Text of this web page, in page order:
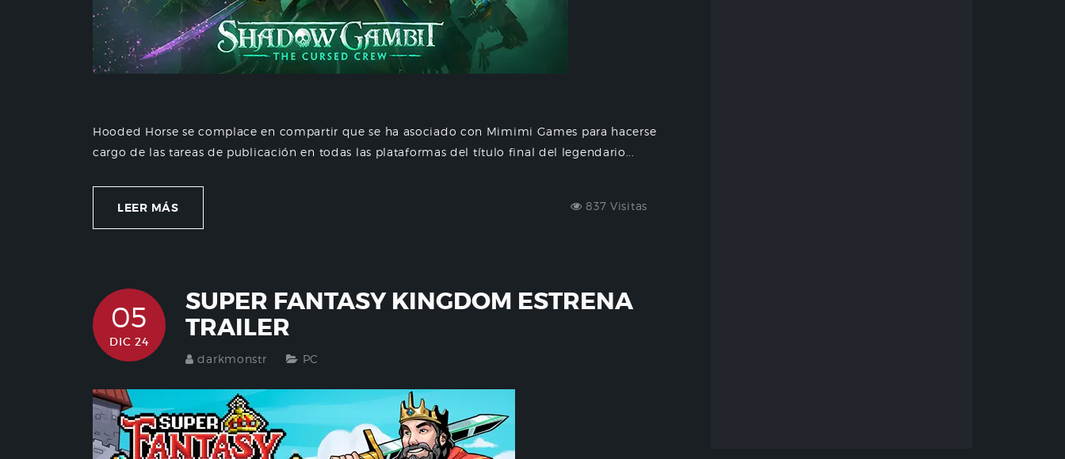
Hooded Horse se complace en compartir que se ha asociado con Mimimi Games para hacerse
cargo de las tareas de publicación en todas las plataformas del título final del legendario...
LEER MÁS 837 Visitas
05
DIC 24
SUPER FANTASY KINGDOM ESTRENA
TRAILER
darkmonstr PC